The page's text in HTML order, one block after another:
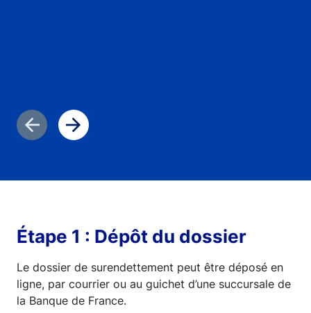
Previous slideNext slide
Étape 1 : Dépôt du dossier
Le dossier de surendettement peut être déposé en
ligne, par courrier ou au guichet d’une succursale de
la Banque de France.